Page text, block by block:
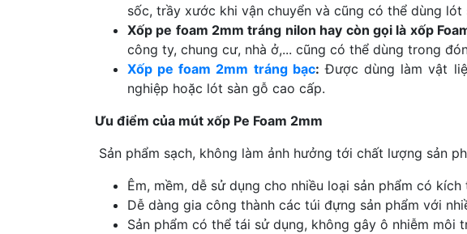
sốc, trầy xước khi vận chuyển và cũng có thể dùng lót
Xốp pe foam 2mm tráng nilon hay còn gọi là xốp
công ty, chung cư, nhà ở,... cũng có thể dùng trong
Xốp pe foam 2mm tráng bạc: Được dùng làm vật
nghiệp hoặc lót sàn gỗ cao cấp.
Ưu điểm của mút xốp Pe Foam 2mm
Sản phẩm sạch, không làm ảnh hưởng tới chất lượng sản
Êm, mềm, dễ sử dụng cho nhiều loại sản phẩm có
Dễ dàng gia công thành các túi đựng sản phẩm với
Sản phẩm có thể tái sử dụng, không gây ô nhiễm môi